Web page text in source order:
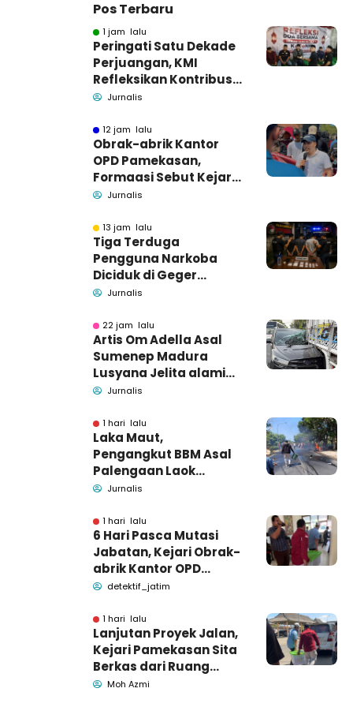
Pos Terbaru
1 jam lalu
Peringati Satu Dekade
Perjuangan, KMI
Refleksikan Kontribusi
untuk Masyarakat
Jurnalis
12 jam lalu
Obrak-abrik Kantor
OPD Pamekasan,
Formaasi Sebut Kejari
Pamekasan
Jurnalis
13 jam lalu
Tiga Terduga
Pengguna Narkoba
Diciduk di Geger
Bangkalan, Polisi Masih
Barang Bukti
Jurnalis
22 jam lalu
Artis Om Adella Asal
Sumenep Madura
Lusyana Jelita alami
kecelakaan di Wonogiri
Jurnalis
1 hari lalu
Laka Maut,
Pengangkut BBM Asal
Palengaan Laok
Pamekasan Meninggal
Jurnalis
1 hari lalu
6 Hari Pasca Mutasi
Jabatan, Kejari Obrak-
abrik Kantor OPD
Pemkab Pamekasan
detektif_jatim
1 hari lalu
Lanjutan Proyek Jalan,
Kejari Pamekasan Sita
Berkas dari Ruang
Pemkab Pamekasan
Moh Azmi